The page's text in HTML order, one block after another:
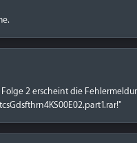
2 erscheint die